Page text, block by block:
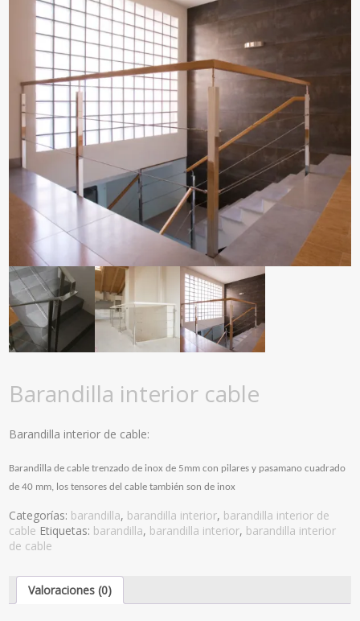
Barandilla interior cable
Barandilla interior de cable:
Barandilla de cable trenzado de inox de 5mm con pilares y pasamano cuadrado
de 40 mm, los tensores del cable también son de inox
Categorías: barandilla, barandilla interior, barandilla interior de
cable Etiquetas: barandilla, barandilla interior, barandilla interior
de cable
Valoraciones (0)